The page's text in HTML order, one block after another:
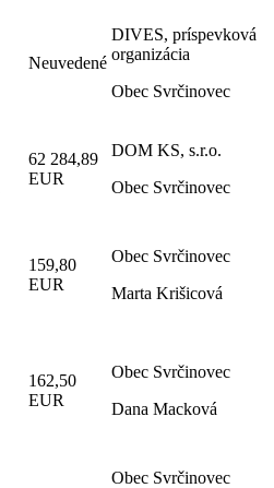
Neuvedené
DIVES, príspevková
organizácia
Obec Svrčinovec
62 284,89
EUR
DOM KS, s.r.o.
Obec Svrčinovec
159,80
EUR
Obec Svrčinovec
Marta Krišicová
162,50
EUR
Obec Svrčinovec
Dana Macková
Obec Svrčinovec